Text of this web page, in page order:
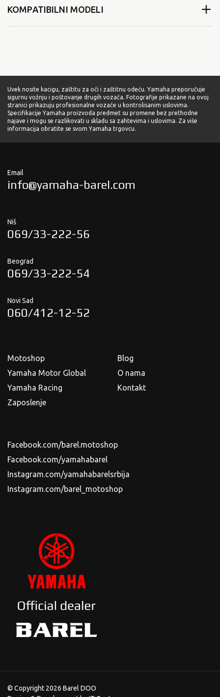
KOMPATIBILNI MODELI
Uvek nosite kacigu, zaštitu za oči i zaštitnu odeću. Yamaha preporučuje
sigurnu vožnju i poštovanje drugih vozača. Fotografije prikazane na ovoj
stranici prikazuju profesionalne vozače u kontrolisanim uslovima.
Specifikacije Yamaha proizvoda predmet su promene bez prethodne
najave i mogu se razlikovati u skladu sa zahtevima i uslovima. Za više
informacija obratite se svom Yamaha trgovcu.
Email
info@yamaha-barel.com
Niš
069/33-222-56
Beograd
069/33-222-54
Novi Sad
060/412-12-52
Motoshop
Yamaha Motor Global
Yamaha Racing
Zaposlenje
Blog
O nama
Kontakt
Facebook.com/barel.motoshop
Facebook.com/yamahabarel
Instagram.com/yamahabarelsrbija
Instagram.com/barel_motoshop
© Copyright 2026 Barel DOO